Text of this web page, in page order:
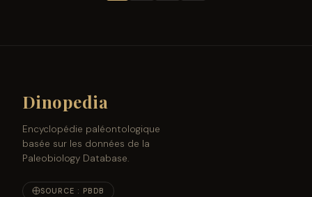
Dinopedia
Encyclopédie paléontologique
basée sur les données de la
Paleobiology Database.
SOURCE : PBDB